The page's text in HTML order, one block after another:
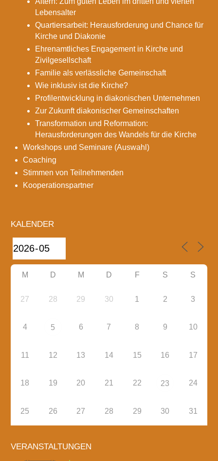
Lebensalter
Quartiersarbeit: Herausforderung und Chance für
Kirche und Diakonie
Ehrenamtliches Engagement in Kirche und
Zivilgesellschaft
Familie als verlässliche Gemeinschaft
Wie inklusiv ist die Kirche?
Profilentwicklung in diakonischen Unternehmen
Zur Zukunft diakonischer Gemeinschaften
Transformation und Reformation:
Herausforderungen des Wandels für die Kirche
Workshops und Seminare (Auswahl)
Coaching
Stimmen von Teilnehmenden
Kooperationspartner
KALENDER
M D M D F S S
27 28 29 30 1 2 3
4 5 6 7 8 9 10
11 12 13 14 15 16 17
18 19 20 21 22 23 24
25 26 27 28 29 30 31
VERANSTALTUNGEN